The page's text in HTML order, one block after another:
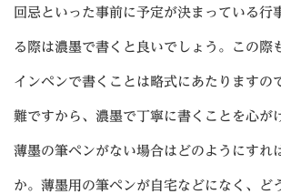
回忌といった事前に予定が決まっている行
る際は濃墨で書くと良いでしょう。この際
インペンで書くことは略式にあたりますの
難ですから、濃墨で丁寧に書くことを心が
薄墨の筆ペンがない場合はどのようにすれ
か。薄墨用の筆ペンが自宅などになく、ど